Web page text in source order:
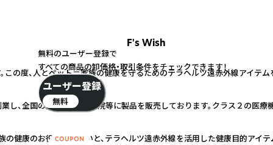
F's Wish
の度、人とペット＝家族の健康を守るためのテラヘルツ遠赤外線アイテ
、全国の整形外科、接骨院等に製品を販売しております。クラス２の医療
の健康のお役に立ちたいと、テラヘルツ遠赤外線を活用した健康目的アイ
無料のユーザー登録で
すべての商品の卸価格・取引条件をチェックできます！
ユーザー登録
無料